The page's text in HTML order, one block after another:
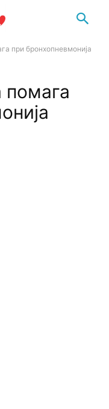
при бронхопневмонија
помага